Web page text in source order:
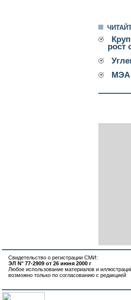
рост
МЭА
Свидетельство о регистрации СМИ:
ЭЛ N° 77-2909 от 26 июня 2000 г
Любое использование материалов и
возможно только по согласованию с редакцией